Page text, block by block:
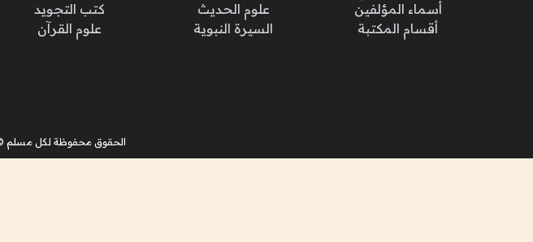
أسماء المؤلفين
أقسام المكتبة
علوم الحديث
السيرة النبوية
كتب التجويد
علوم القرآن
الحقوق محفوظة لكل مسلم